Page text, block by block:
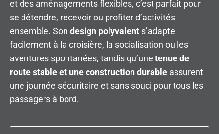
et des aménagements flexibles, c’est parfait pour
se détendre, recevoir ou profiter d’activités
ensemble. Son design polyvalent s’adapte
facilement à la croisière, la socialisation ou les
aventures spontanées, tandis qu’une tenue de
route stable et une construction durable assurent
une journée sécuritaire et sans souci pour tous les
passagers à bord.